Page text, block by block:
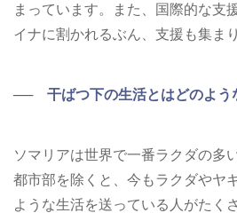
まっています。また、国際的な支
イナに割かれるぶん、支援も集ま
── 干ばつ下の生活とはどのよう
ソマリアは世界で一番ラクダの多
都市部を除くと、今もラクダやヤ
ような生活を送っている人がたく